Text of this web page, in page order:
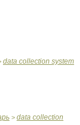
data collection system
> data collection